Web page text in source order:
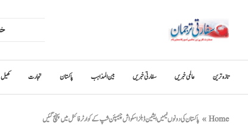
تازہ ترین عالمی خبریں سفارتی خبریں بین المذاہب پاکستان تجارت کھیل
Home
» پاکستان کی دونوں ٹیمیں ایشین ڈبلز اسکواش چیمپئن شپ کے کوارٹر فائنل میں پہنچ گئیں